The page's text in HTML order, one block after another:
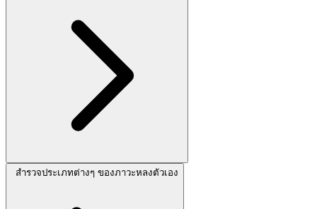
สำรวจประเภทต่างๆ ของภาวะหลงตัวเอง